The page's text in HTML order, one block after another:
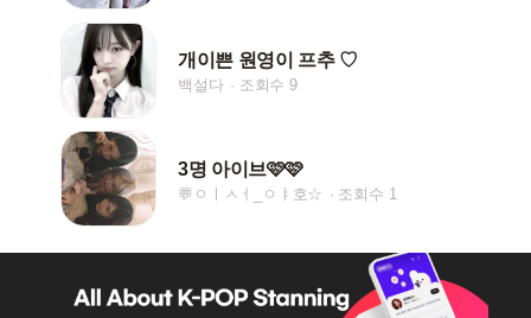
개이쁜 원영이 프추 ♡
백설다 조회수 9
3명 아이브🩷🩷
💬ㅇㅣㅅㅓ_ㅇㅑ호☆ 조회수 1